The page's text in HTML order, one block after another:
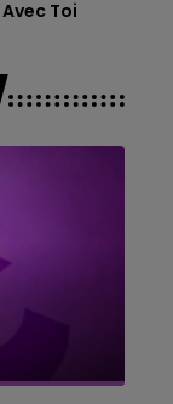
Avec Toi